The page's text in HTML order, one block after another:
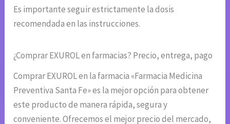
Es importante seguir estrictamente la dosis
recomendada en las instrucciones.
¿Comprar EXUROL en farmacias? Precio, entrega, pago
Comprar EXUROL en la farmacia «Farmacia Medicina
Preventiva Santa Fe» es la mejor opción para obtener
este producto de manera rápida, segura y
conveniente. Ofrecemos el mejor precio del mercado,